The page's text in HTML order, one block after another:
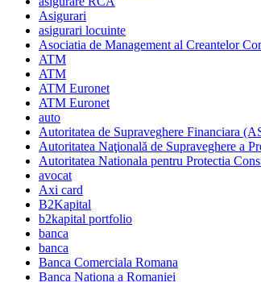
Asigurari
asigurari locuinte
Asociatia de Management al Creantelor
ATM
ATM
ATM Euronet
ATM Euronet
auto
Autoritatea de Supraveghere Financiara
Autoritatea Naţională de Supraveghere a
Autoritatea Nationala pentru Protectia
avocat
Axi card
B2Kapital
b2kapital portfolio
banca
banca
Banca Comerciala Romana
Banca Nationa a Romaniei